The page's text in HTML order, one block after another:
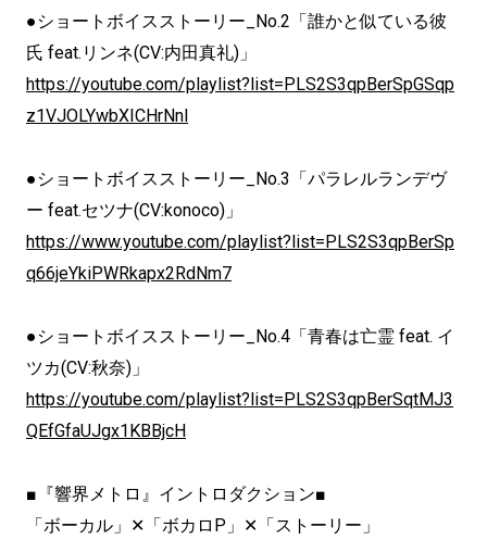
●ショートボイスストーリー_No.2「誰かと似ている彼
氏 feat.リンネ(CV:内田真礼)」
https://youtube.com/playlist?list=PLS2S3qpBerSpGSqp
z1VJOLYwbXICHrNnl
●ショートボイスストーリー_No.3「パラレルランデヴ
ー feat.セツナ(CV:konoco)」
https://www.youtube.com/playlist?list=PLS2S3qpBerSp
q66jeYkiPWRkapx2RdNm7
●ショートボイスストーリー_No.4「青春は亡霊 feat. イ
ツカ(CV:秋奈)」
https://youtube.com/playlist?list=PLS2S3qpBerSqtMJ3
QEfGfaUJgx1KBBjcH
■『響界メトロ』イントロダクション■
「ボーカル」✕「ボカロP」✕「ストーリー」